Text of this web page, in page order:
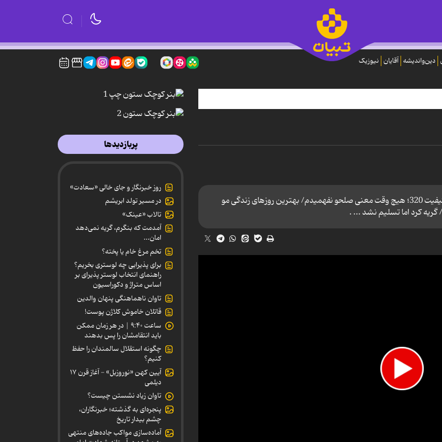
دین‌واندیشه آقایان نیوزیک
دانلود آهنگ «آشتی» با صدای سیامک عباسی با کیفیت 320؛ هیچ وقت معنی صلحو نفهمیدم/ بهترین روزهای زندگی مو
کرد اما تسلیم نشد ... .
پربازدیدها
روز خبرنگار و جای خالی «سعادت»
در مسیر تولد ابریشم
تالاب «عینک»
آمدمت که بنگرم، گریه نمی‌دهد
امان...
تخم مرغ خام یا پخته؟
برای پذیرایی چه لوستری بخریم؟
راهنمای انتخاب لوستر پذیرای بر
اساس متراژ و دکوراسیون
تاوان ناهماهنگی پنهان والدین
قاتلان خاموش کلاژن پوست!
ساعت ۹:۴۰ | در هر زمان ممکن
باید انتقامشان را پس بدهند
چگونه استقلال سالمندان را حفظ
کنیم؟
آیین کهن «نوروزبل» - آغاز قرن ۱۷
دیلمی
تاوان زیاد نشستن چیست؟
پنجره‌ای به گذشته؛ خبرنگاران،
چشم بیدار تاریخ
آماده‌سازی مواکب جاده‌های منتهی